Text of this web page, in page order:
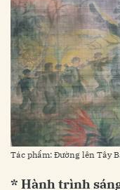
Tác phẩm: Đường lên Tây
* Hành trình